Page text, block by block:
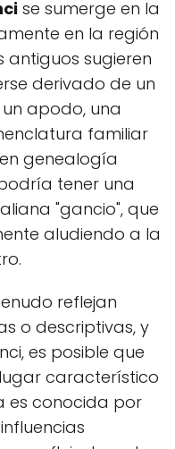
se sumerge en la
en la región
antiguos sugieren
derivado de un
apodo, una
familiar
genealogía
tener una
"gancio", que
aludiendo a la
reflejan
o descriptivas, y
es posible que
característico
es conocida por